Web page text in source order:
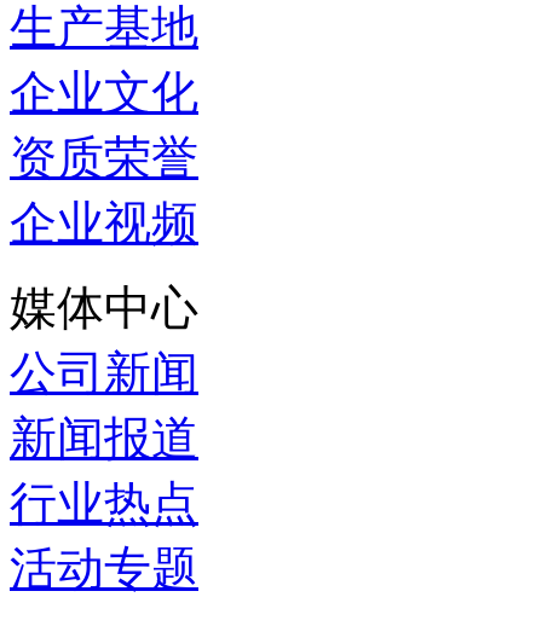
生产基地
企业文化
资质荣誉
企业视频
媒体中心
公司新闻
新闻报道
行业热点
活动专题